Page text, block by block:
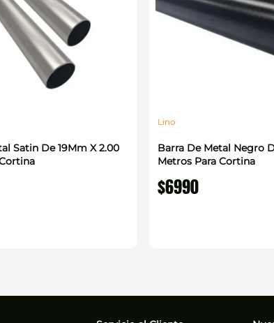
Satin De 19Mm X 2.00
Lino
Barra De Metal Negro
Metros Para Cortina
$6990